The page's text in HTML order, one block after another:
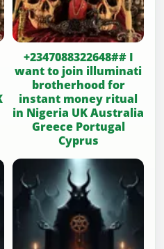
+2347088322648## I
want to join illuminati
brotherhood for
instant money ritual
in Nigeria UK Australia
Greece Portugal
Cyprus